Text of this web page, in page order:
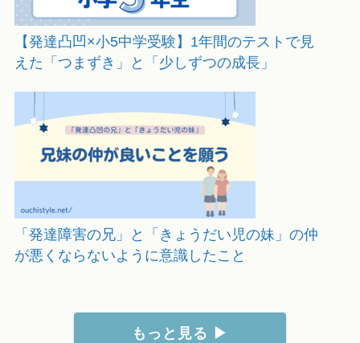
【発達凸凹×小5中学受験】1年間のテストで見
えた「つまずき」と「少しずつの成長」
「発達障害の兄」と「きょうだい児の妹」の仲
が悪くならないように意識したこと
もっと見る ▶